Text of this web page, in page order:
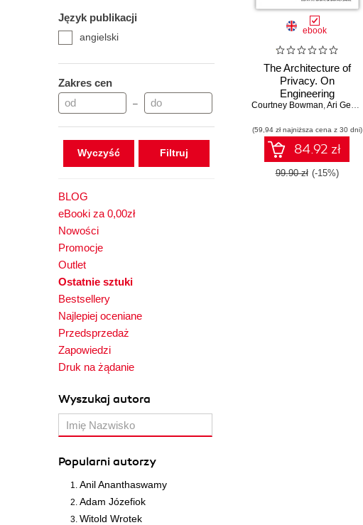
Język publikacji
angielski
Zakres cen
–
Wyczyść
BLOG
eBooki za 0,00zł
Nowości
Promocje
Outlet
Ostatnie sztuki
Bestsellery
Najlepiej oceniane
Przedsprzedaż
Zapowiedzi
Druk na żądanie
Wyszukaj autora
Popularni autorzy
Anil Ananthaswamy
Adam Józefiok
Witold Wrotek
ebook
The Architecture of
Privacy. On
Engineering
Technologies that Can
Safeguards
Courtney Bowman,Ari Gesher
(59,94 zł najniższa cena z 30 dni)
84.92 zł
99.90 zł (-15%)